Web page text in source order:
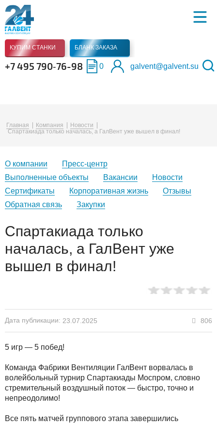
КУПИМ СТАНКИ БЛАНК ЗАКАЗА
+7 495 790‑76-98 0 galvent@galvent.su
Главная Компания
Новости
Спартакиада только началась, а ГалВент уже вышел в финал!
О компании
Пресс-центр
Выполненные объекты
Вакансии
Новости
Сертификаты
Корпоративная жизнь
Отзывы
Обратная связь
Закупки
Спартакиада только
началась, а ГалВент уже
вышел в финал!
Дата публикации: 23.07.2025 806
5 игр — 5 побед!
Команда Фабрики Вентиляции ГалВент ворвалась в
волейбольный турнир Спартакиады Моспром, словно
стремительный воздушный поток — быстро, точно и
непреодолимо!
Все пять матчей группового этапа завершились